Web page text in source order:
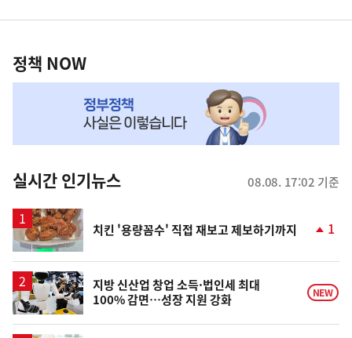
영
책
NOW,
뉴
스
정책 NOW
실시간 인기뉴스 08.08. 17:02 기준
치킨 '용량꼼수' 직접 재보고 제보하기까지
상
승
1
지방 신산업 창업 소득·법인세 최대
100% 감면…성장 지원 강화
NEW